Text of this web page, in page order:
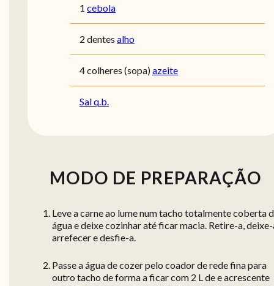
1 cebola
2 dentes alho
4 colheres (sopa)azeite
Sal q.b.
MODO DE PREPARAÇÃO
Leve a carne ao lume num tacho totalmente coberta
água e deixe cozinhar até ficar macia. Retire-a,
arrefecer e desfie-a.
Passe a água de cozer pelo coador de rede fina para
outro tacho de forma a ficar com 2 L de e acrescente